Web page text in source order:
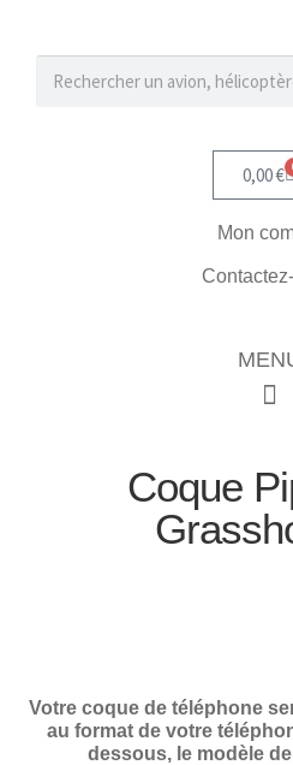
0,00€
Mon
Coque
Votre coque de téléphone
au format de votre
dessous, le modèle